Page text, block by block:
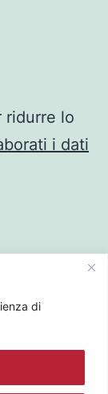
di
ridurre lo
i dati